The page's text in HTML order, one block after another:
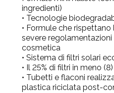
ingredienti)
• Tecnologie
• Formule che
severe regolamentazioni
cosmetica
• Sistema di filtri solari
• Il 25% di filtri in meno (8)
• Tubetti e flaconi
plastica riciclata post-